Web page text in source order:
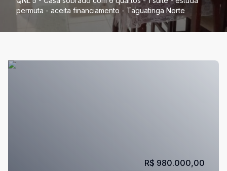
permuta - aceita financiamento - Taguatinga Norte
R$ 980.000,00